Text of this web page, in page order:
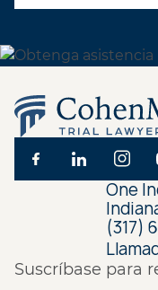
Suscríbase para
One
(317)